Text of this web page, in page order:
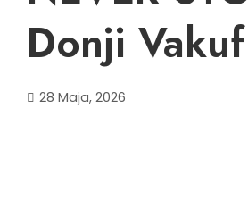
Donji Vakuf
28 Maja, 2026